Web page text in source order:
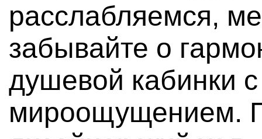
расслабляемся,
забывайте о
душевой кабинки
мироощущением.